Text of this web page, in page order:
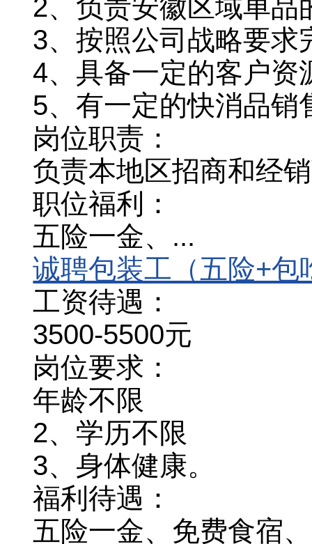
2、负责安徽区域单品
3、按照公司战略要求
4、具备一定的客户资
5、有一定的快消品销
岗位职责：
负责本地区招商和经
职位福利：
五险一金、...
诚聘包装工（五险+包
工资待遇：
3500-5500元
岗位要求：
年龄不限
2、学历不限
3、身体健康。
福利待遇：
五险一金、免费食宿